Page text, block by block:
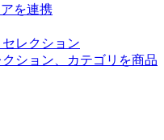
を連携
レクション
ション、カテゴリを商品